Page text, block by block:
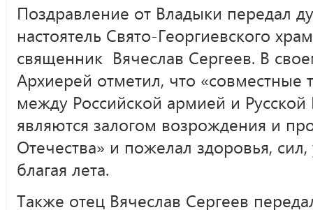
Поздравление от Владыки передал
настоятель Свято-Георгиевского
священник Вячеслав Сергеев. В
Архиерей отметил, что «совместные
между Российской армией и
являются залогом возрождения и
Отечества» и пожелал здоровья,
благая лета.
Также отец Вячеслав Сергеев